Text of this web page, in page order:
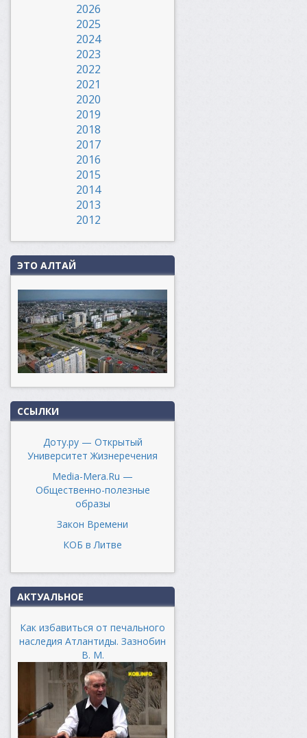
2026
2025
2024
2023
2022
2021
2020
2019
2018
2017
2016
2015
2014
2013
2012
ЭТО АЛТАЙ
ССЫЛКИ
Доту.ру — Открытый
Университет Жизнеречения
Media-Mera.Ru —
Общественно-полезные
образы
Закон Времени
КОБ в Литве
АКТУАЛЬНОЕ
Как избавиться от печального
наследия Атлантиды. Зазнобин
В. М.